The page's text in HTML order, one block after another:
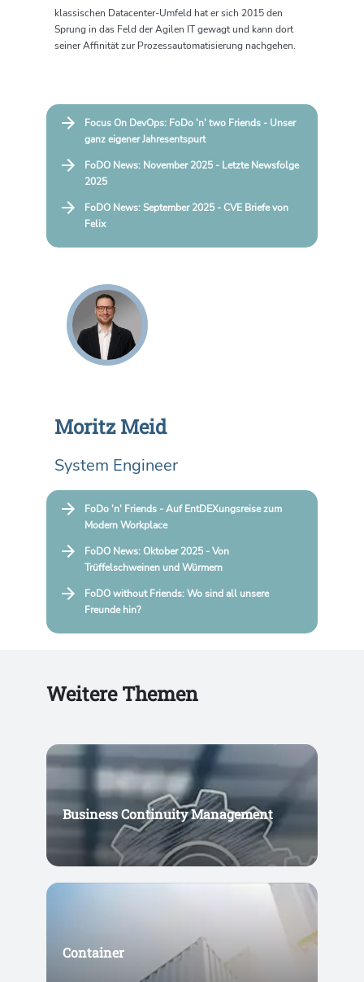
klassischen Datacenter-Umfeld hat er sich 2015 den
Sprung in das Feld der Agilen IT gewagt und kann dort
seiner Affinität zur Prozessautomatisierung nachgehen.
Focus On DevOps: FoDo 'n' two Friends - Unser
ganz eigener Jahresentspurt
FoDO News: November 2025 - Letzte Newsfolge
2025
FoDO News: September 2025 - CVE Briefe von
Felix
Moritz Meid
System Engineer
FoDo 'n' Friends - Auf EntDEXungsreise zum
Modern Workplace
FoDO News: Oktober 2025 - Von
Trüffelschweinen und Würmern
FoDO without Friends: Wo sind all unsere
Freunde hin?
Weitere Themen
Business Continuity Management
Container